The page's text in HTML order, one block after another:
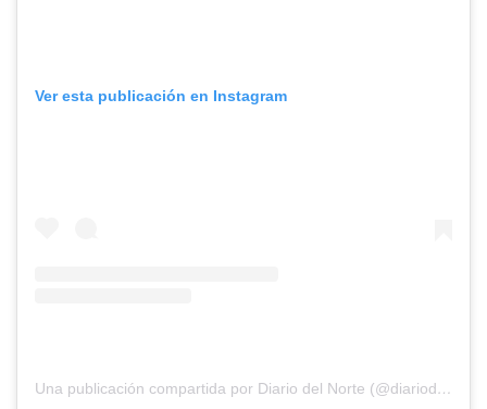
Ver esta publicación en Instagram
Una publicación compartida por Diario del Norte (@diariodelnorte)